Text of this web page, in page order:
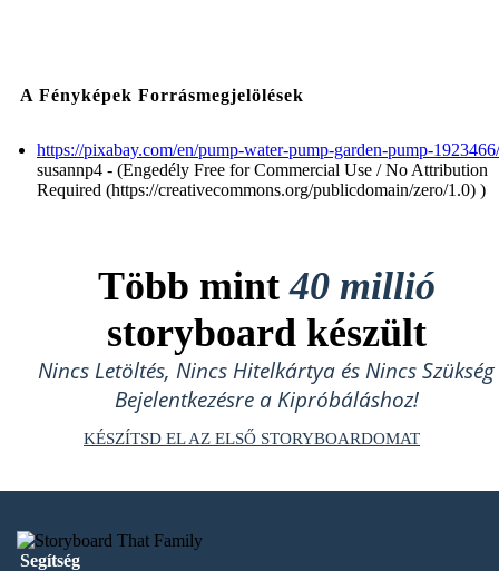
A Fényképek Forrásmegjelölések
https://pixabay.com/en/pump-water-pump-garden-pump-1923466/
susannp4 - (Engedély Free for Commercial Use / No Attribution
Required (https://creativecommons.org/publicdomain/zero/1.0) )
Több mint40 millió
storyboard készült
Nincs Letöltés, Nincs Hitelkártya és Nincs Szükség
Bejelentkezésre a Kipróbáláshoz!
KÉSZÍTSD EL AZ ELSŐ STORYBOARDOMAT
Segítség